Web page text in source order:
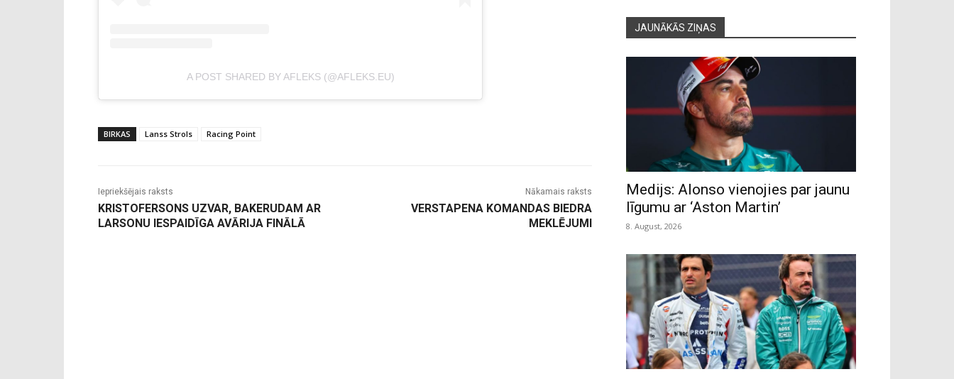
A POST SHARED BY AFLEKS (@AFLEKS.EU)
BIRKAS Lanss Strols Racing Point
Iepriekšējais raksts
KRISTOFERSONS UZVAR, BAKERUDAM AR
LARSONU IESPAIDĪGA AVĀRIJA FINĀLĀ
Nākamais raksts
VERSTAPENA KOMANDAS BIEDRA
MEKLĒJUMI
JAUNĀKĀS ZIŅAS
Medijs: Alonso vienojies par jaunu
līgumu ar ‘Aston Martin’
8. August, 2026